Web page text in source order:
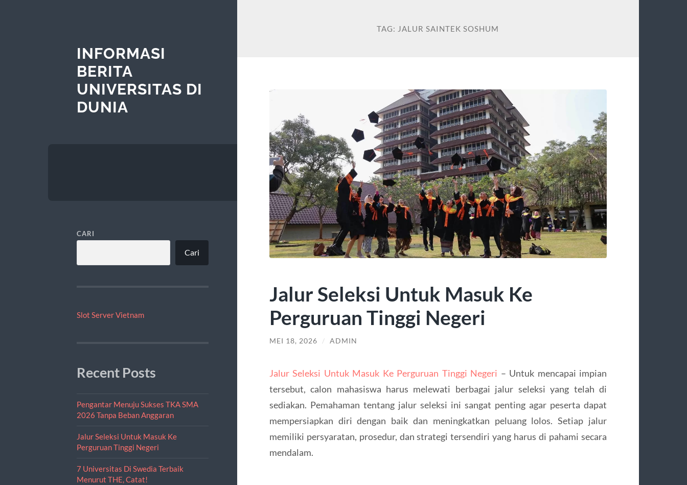
INFORMASI
BERITA
UNIVERSITAS DI
DUNIA
CARI
Cari
Slot Server Vietnam
Recent Posts
Pengantar Menuju Sukses TKA SMA
2026 Tanpa Beban Anggaran
Jalur Seleksi Untuk Masuk Ke
Perguruan Tinggi Negeri
7 Universitas Di Swedia Terbaik
Menurut THE, Catat!
TAG: JALUR SAINTEK SOSHUM
Jalur Seleksi Untuk Masuk Ke
Perguruan Tinggi Negeri
MEI 18, 2026 / ADMIN
Jalur Seleksi Untuk Masuk Ke Perguruan Tinggi Negeri – Untuk mencapai impian
tersebut, calon mahasiswa harus melewati berbagai jalur seleksi yang telah di
sediakan. Pemahaman tentang jalur seleksi ini sangat penting agar peserta dapat
mempersiapkan diri dengan baik dan meningkatkan peluang lolos. Setiap jalur
memiliki persyaratan, prosedur, dan strategi tersendiri yang harus di pahami secara
mendalam.